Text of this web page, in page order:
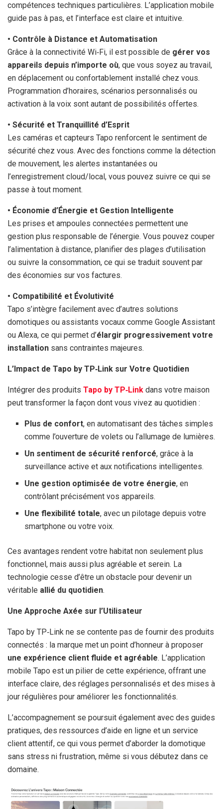
compétences techniques particulières. L’application mobile
guide pas à pas, et l’interface est claire et intuitive.
• Contrôle à Distance et Automatisation
Grâce à la connectivité Wi‑Fi, il est possible de gérer vos
appareils depuis n’importe où, que vous soyez au travail,
en déplacement ou confortablement installé chez vous.
Programmation d’horaires, scénarios personnalisés ou
activation à la voix sont autant de possibilités offertes.
• Sécurité et Tranquillité d’Esprit
Les caméras et capteurs Tapo renforcent le sentiment de
sécurité chez vous. Avec des fonctions comme la détection
de mouvement, les alertes instantanées ou
l’enregistrement cloud/local, vous pouvez suivre ce qui se
passe à tout moment.
• Économie d’Énergie et Gestion Intelligente
Les prises et ampoules connectées permettent une
gestion plus responsable de l’énergie. Vous pouvez couper
l’alimentation à distance, planifier des plages d’utilisation
ou suivre la consommation, ce qui se traduit souvent par
des économies sur vos factures.
• Compatibilité et Évolutivité
Tapo s’intègre facilement avec d’autres solutions
domotiques ou assistants vocaux comme Google Assistant
ou Alexa, ce qui permet d’élargir progressivement votre
installation sans contraintes majeures.
L’Impact de Tapo by TP‑Link sur Votre Quotidien
Intégrer des produits Tapo by TP‑Link dans votre maison
peut transformer la façon dont vous vivez au quotidien :
Plus de confort, en automatisant des tâches simples
comme l’ouverture de volets ou l’allumage de lumières.
Un sentiment de sécurité renforcé, grâce à la
surveillance active et aux notifications intelligentes.
Une gestion optimisée de votre énergie, en
contrôlant précisément vos appareils.
Une flexibilité totale, avec un pilotage depuis votre
smartphone ou votre voix.
Ces avantages rendent votre habitat non seulement plus
fonctionnel, mais aussi plus agréable et serein. La
technologie cesse d’être un obstacle pour devenir un
véritable allié du quotidien.
Une Approche Axée sur l’Utilisateur
Tapo by TP‑Link ne se contente pas de fournir des produits
connectés : la marque met un point d’honneur à proposer
une expérience client fluide et agréable. L’application
mobile Tapo est un pilier de cette expérience, offrant une
interface claire, des réglages personnalisés et des mises à
jour régulières pour améliorer les fonctionnalités.
L’accompagnement se poursuit également avec des guides
pratiques, des ressources d’aide en ligne et un service
client attentif, ce qui vous permet d’aborder la domotique
sans stress ni frustration, même si vous débutez dans ce
domaine.